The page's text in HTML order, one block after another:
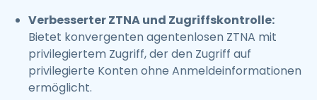
Verbesserter ZTNA und Zugriffskontrolle:
Bietet konvergenten agentenlosen ZTNA mit
privilegiertem Zugriff, der den Zugriff auf
privilegierte Konten ohne Anmeldeinformationen
ermöglicht.